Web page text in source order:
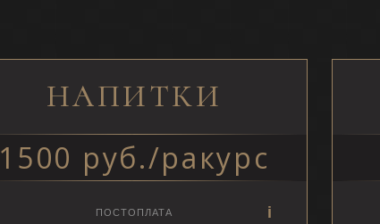
НАПИТКИ
1500 руб./ракурс
ПОСТОПЛАТА